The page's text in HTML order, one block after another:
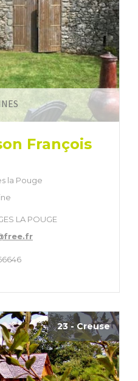
François
la Pouge
LA POUGE
23 - Creuse